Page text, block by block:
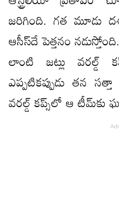
జరిగింది. గత మూడు
ఆసీస్​దే పెత్తనం
లాంటి జట్లు వరల్డ్
ఎప్పటికప్పుడు తన
వరల్డ్ కప్స్​లో ఆ టీమ్​కు